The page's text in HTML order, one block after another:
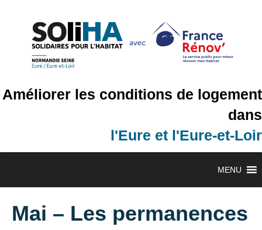
Améliorer les conditions de logement
dans
l'Eure et l'Eure-et-Loir
MENU
Mai – Les permanences